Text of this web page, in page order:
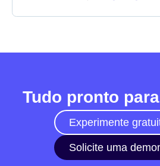
Tudo pronto
Experimente
Solicite uma